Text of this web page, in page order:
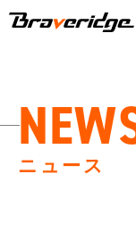
ニュース